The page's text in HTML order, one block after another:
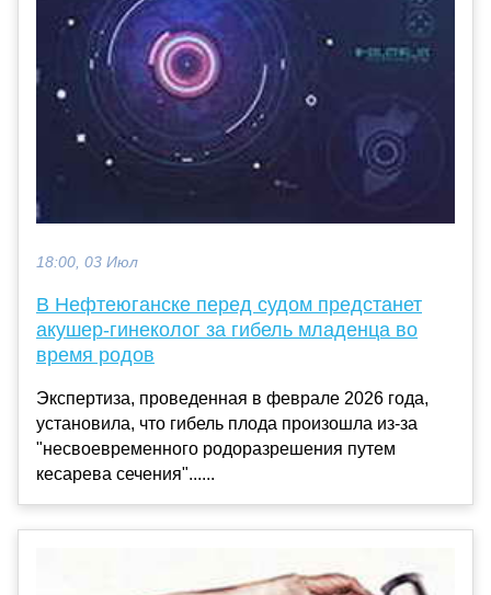
18:00, 03 Июл
В Нефтеюганске перед судом предстанет
акушер-гинеколог за гибель младенца во
время родов
Экспертиза, проведенная в феврале 2026 года,
установила, что гибель плода произошла из-за
"несвоевременного родоразрешения путем
кесарева сечения"......